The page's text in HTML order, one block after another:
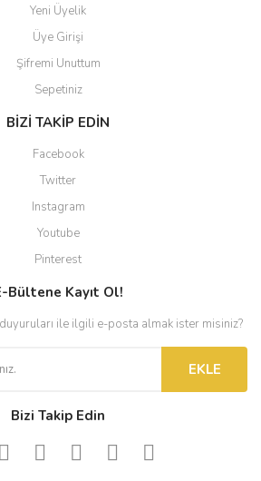
Yeni Üyelik
Üye Girişi
Şifremi Unuttum
Sepetiniz
BİZİ TAKİP EDİN
Facebook
Twitter
Instagram
Youtube
Pinterest
Bültene Kayıt Ol!
ile ilgili e-posta almak ister misiniz?
EKLE
Bizi Takip Edin